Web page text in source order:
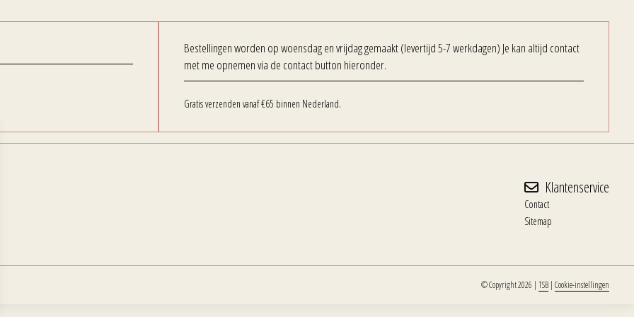
Bestellingen worden op woensdag en vrijdag gemaakt (levertijd 5-7 werkdagen) Je kan altijd contact
met me opnemen via de contact button hieronder.
Gratis verzenden vanaf €65 binnen Nederland.
Klantenservice
Contact
Sitemap
© Copyright 2026 | TSB | Cookie-instellingen